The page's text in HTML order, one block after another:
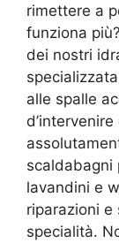
rimettere a
funziona
dei nostri
alle spalle
scaldabagni
lavandini e
riparazioni e
specialità.